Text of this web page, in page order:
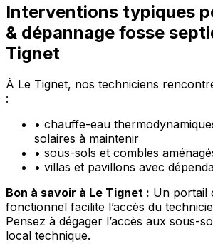
Interventions typiques
& dépannage fosse
Tignet
À Le Tignet, nos techniciens
:
• chauffe-eau
solaires à maintenir
• sous-sols et combles
• villas et pavillons avec
Bon à savoir à Le Tignet : Un portail
fonctionnel facilite l’accès du
Pensez à dégager l’accès aux sous-
local technique.